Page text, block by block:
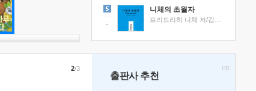
니체의 초월자
2/3
출판사 추천